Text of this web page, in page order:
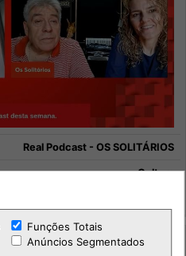
Real Podcast - OS SOLITÁRIOS
Cultura
Funções Totais
Anúncios Segmentados